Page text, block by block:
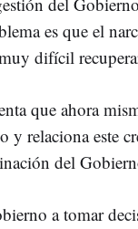
es que el
difícil
que ahora
y relaciona este
del
a tomar